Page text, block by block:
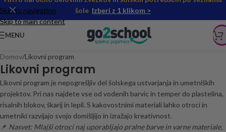
Skip to navigation
Skip to main content
šole Izberi z 1 klikom >
MENU
Domov Likovni program
Likovni program
Likovni program je nepogrešljiv del šolskega ustvarjanja in umetniških
projektov. Pri nas najdete vse od vodenih barvic in temper do plastelina,
risalnih blokov, škarij in lepil. S kakovostnimi materiali lahko otroci in
umetniki razvijajo svojo domišljijo in izražajo kreativnost.
📌 Nasvet: Mlajši otroci naj uporabljajo pralne barve in varne materiale,